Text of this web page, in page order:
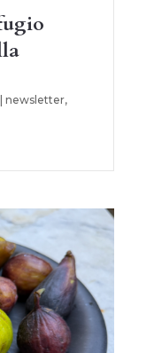
newsletter,